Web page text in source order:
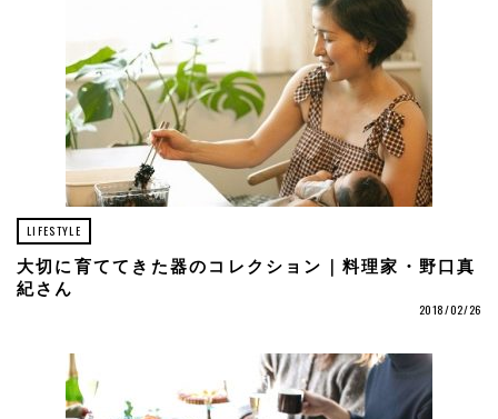
LIFESTYLE
大切に育ててきた器のコレクション｜料理家・野口真
紀さん
2018/02/26